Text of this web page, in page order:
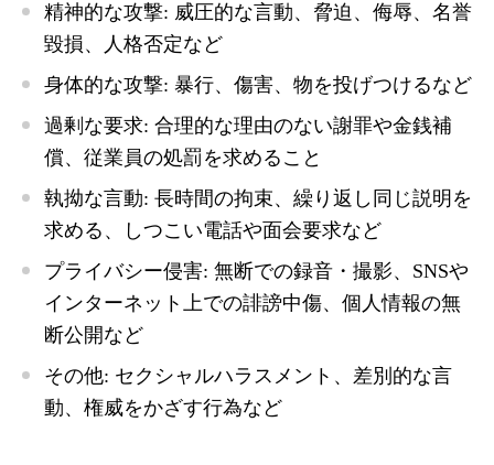
精神的な攻撃: 威圧的な言動、脅迫、侮辱、名誉
毀損、人格否定など
身体的な攻撃: 暴行、傷害、物を投げつけるなど
過剰な要求: 合理的な理由のない謝罪や金銭補
償、従業員の処罰を求めること
執拗な言動: 長時間の拘束、繰り返し同じ説明を
求める、しつこい電話や面会要求など
プライバシー侵害: 無断での録音・撮影、SNSや
インターネット上での誹謗中傷、個人情報の無
断公開など
その他: セクシャルハラスメント、差別的な言
動、権威をかざす行為など